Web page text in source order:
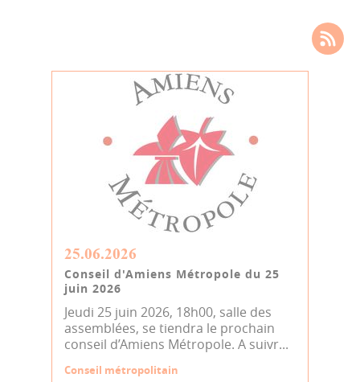
25.06.2026
Conseil d'Amiens Métropole du 25
juin 2026
Jeudi 25 juin 2026, 18h00, salle des
assemblées, se tiendra le prochain
conseil d’Amiens Métropole. A suivr...
Conseil métropolitain